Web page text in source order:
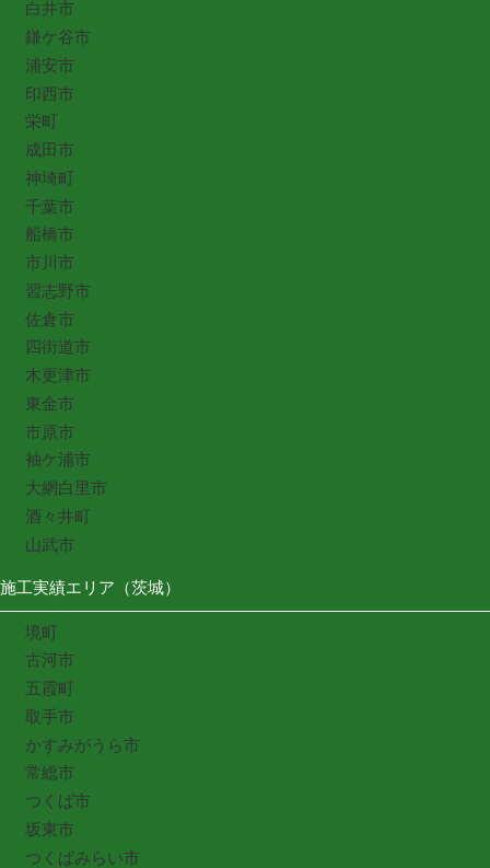
白井市
鎌ケ谷市
浦安市
印西市
栄町
成田市
神埼町
千葉市
船橋市
市川市
習志野市
佐倉市
四街道市
木更津市
東金市
市原市
袖ケ浦市
大網白里市
酒々井町
山武市
施工実績エリア（茨城）
境町
古河市
五霞町
取手市
かすみがうら市
常総市
つくば市
坂東市
つくばみらい市